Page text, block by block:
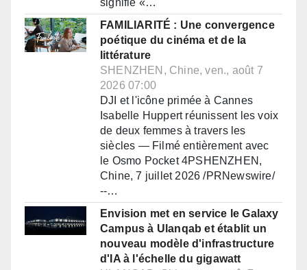
FAMILIARITÉ : Une convergence
poétique du cinéma et de la
littérature
SHENZHEN, Chine, ven., août 7
2026 07:00
DJI et l'icône primée à Cannes
Isabelle Huppert réunissent les voix
de deux femmes à travers les
siècles — Filmé entièrement avec
le Osmo Pocket 4PSHENZHEN,
Chine, 7 juillet 2026 /PRNewswire/
--…
Envision met en service le Galaxy
Campus à Ulanqab et établit un
nouveau modèle d'infrastructure
d'IA à l'échelle du gigawatt